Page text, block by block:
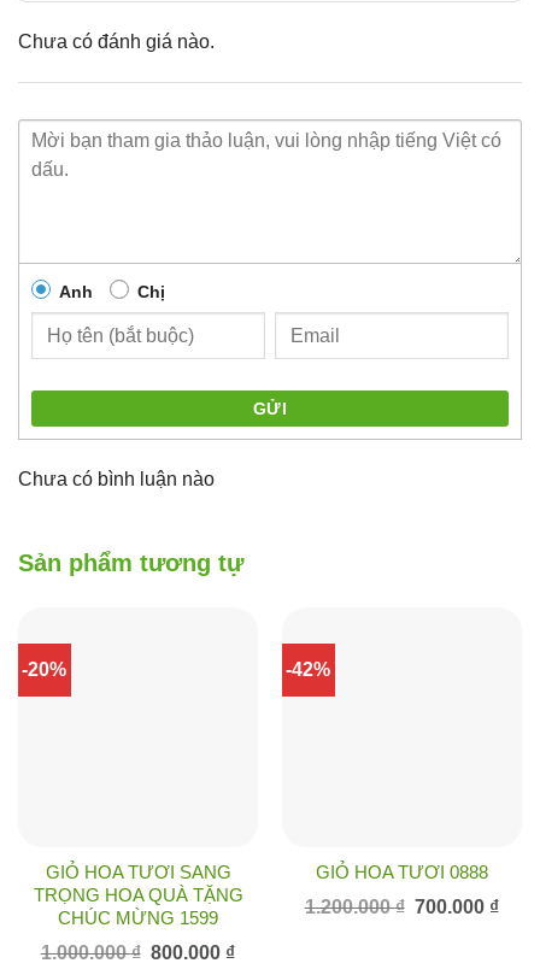
Chưa có đánh giá nào.
Anh Chị
GỬI
Chưa có bình luận nào
Sản phẩm tương tự
-20%
GIỎ HOA TƯƠI SANG
TRỌNG HOA QUÀ TẶNG
CHÚC MỪNG 1599
1.000.000₫ Giá
800.000 ₫Giá
-42%
GIỎ HOA TƯƠI 0888
1.200.000₫ Giá
700.000 ₫Giá